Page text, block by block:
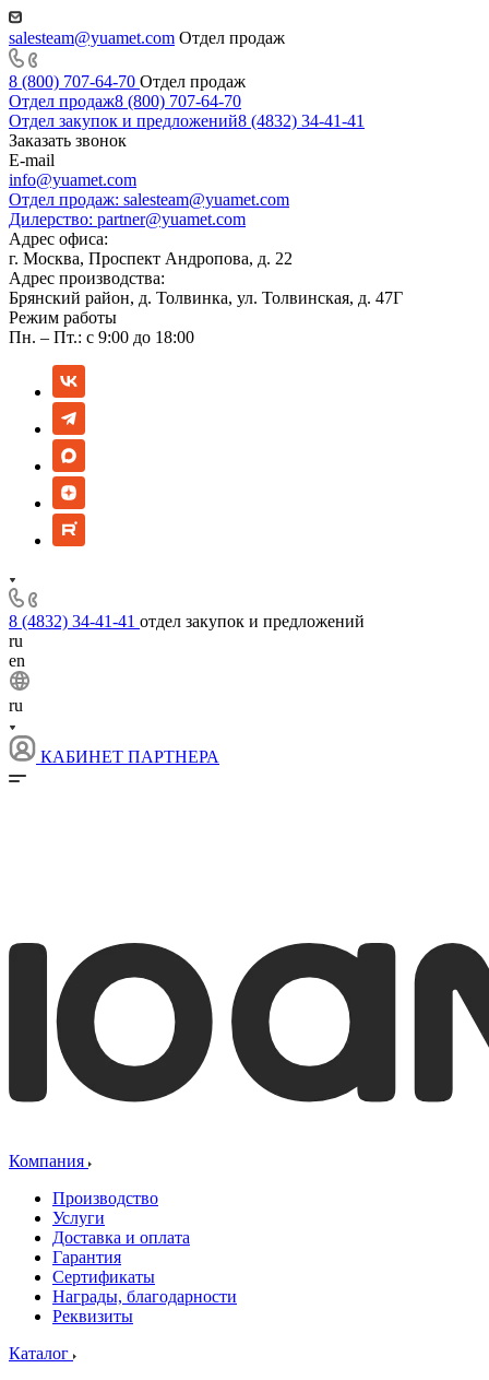
salesteam@yuamet.com Отдел продаж
8 (800) 707-64-70 Отдел продаж
Отдел продаж8 (800) 707-64-70
Отдел закупок и предложений8 (4832) 34-41-41
Заказать звонок
E-mail
info@yuamet.com
Отдел продаж: salesteam@yuamet.com
Дилерство: partner@yuamet.com
Адрес офиса:
г. Москва, Проспект Андропова, д. 22
Адрес производства:
Брянский район, д. Толвинка, ул. Толвинская, д. 47Г
Режим работы
Пн. – Пт.: с 9:00 до 18:00
8 (4832) 34-41-41 отдел закупок и предложений
ru
en
ru
КАБИНЕТ ПАРТНЕРА
Компания
Производство
Услуги
Доставка и оплата
Гарантия
Сертификаты
Награды, благодарности
Реквизиты
Каталог